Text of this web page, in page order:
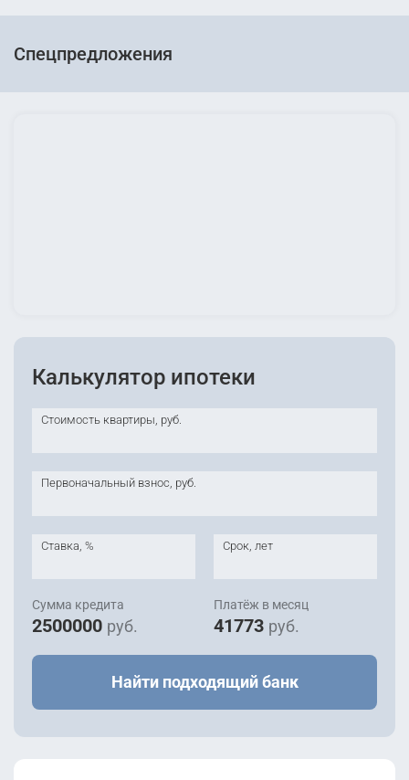
Спецпредложения
Калькулятор ипотеки
Стоимость квартиры, руб.
Первоначальный взнос, руб.
Ставка, % Срок, лет
Сумма кредита
2500000 руб.
Платёж в месяц
41773 руб.
Найти подходящий банк